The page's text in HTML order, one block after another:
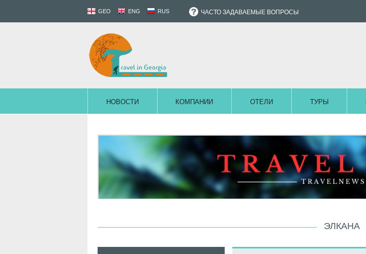
GEO ENG RUS ЧАСТО ЗАДАВАЕМЫЕ ВОПРОСЫ
НОВОСТИ КОМПАНИИ ОТЕЛИ ТУРЫ
ЭЛКАНА